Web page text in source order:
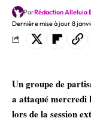
Dernière mise à jour 8
ParRédaction Alleluia
Un groupe de
a attaqué mercredi
lors de la session